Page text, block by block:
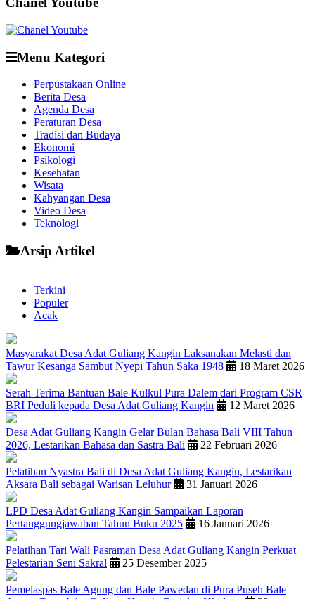
Menu Kategori
Perpustakaan Online
Berita Desa
Agenda Desa
Peraturan Desa
Tradisi dan Budaya
Ekonomi
Psikologi
Kesehatan
Wisata
Kahyangan Desa
Video Desa
Teknologi
Arsip Artikel
Terkini
Populer
Acak
Masyarakat Desa Adat Guliang Kangin Laksanakan Melasti dan
Tawur Kesanga Sambut Nyepi Tahun Saka 1948
18 Maret 2026
Serah Terima Bantuan Bale Kulkul Pura Dalem dari Program CSR
BRI Peduli kepada Desa Adat Guliang Kangin
12 Maret 2026
Desa Adat Guliang Kangin Gelar Bulan Bahasa Bali VIII Tahun
2026, Lestarikan Bahasa dan Sastra Bali
22 Februari 2026
Pelatihan Nyastra Bali di Desa Adat Guliang Kangin, Lestarikan
Aksara Bali sebagai Warisan Leluhur
31 Januari 2026
LPD Desa Adat Guliang Kangin Sampaikan Laporan
Pertanggungjawaban Tahun Buku 2025
16 Januari 2026
Pelatihan Tari Wali Pasraman Desa Adat Guliang Kangin Perkuat
Pelestarian Seni Sakral
25 Desember 2025
Pemelaspas Bale Agung dan Bale Pawedan di Pura Puseh Bale